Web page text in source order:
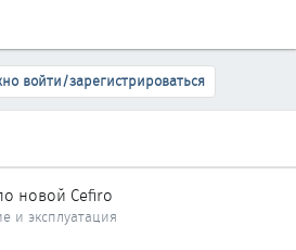
войти/зарегистрироваться
новой Cefiro
и эксплуатация